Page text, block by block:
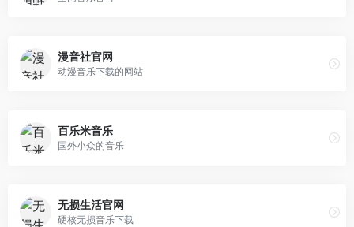
漫音社官网
动漫音乐下载的网站
百乐米音乐
国外小众的音乐
无损生活官网
硬核无损音乐下载